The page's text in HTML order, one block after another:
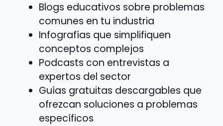
Blogs educativos sobre problemas
comunes en tu industria
Infografías que simplifiquen
conceptos complejos
Podcasts con entrevistas a
expertos del sector
Guías gratuitas descargables que
ofrezcan soluciones a problemas
específicos